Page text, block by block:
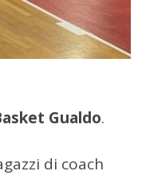
Gualdo.
di coach